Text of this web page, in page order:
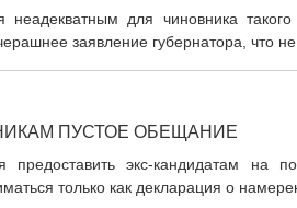
неадекватным для чиновника
заявление губернатора, что не
ПУСТОЕ ОБЕЩАНИЕ
экс-кандидатам на
только как декларация о